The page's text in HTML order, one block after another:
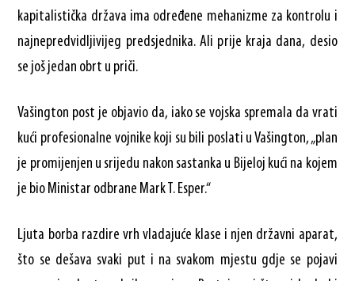
kapitalistička država ima određene mehanizme za kontrolu i
najnepredvidljivijeg predsjednika. Ali prije kraja dana, desio
se još jedan obrt u priči.
Vašington post je objavio da, iako se vojska spremala da vrati
kući profesionalne vojnike koji su bili poslati u Vašington, „plan
je promijenjen u srijedu nakon sastanka u Bijeloj kući na kojem
je bio Ministar odbrane Mark T. Esper.“
Ljuta borba razdire vrh vladajuće klase i njen državni aparat,
što se dešava svaki put i na svakom mjestu gdje se pojavi